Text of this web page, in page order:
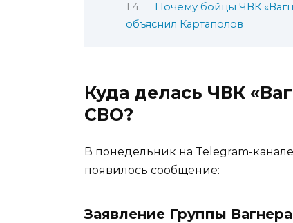
Почему бойцы ЧВК
объяснил Картаполов
Куда делась ЧВК
СВО?
В понедельник на Telegram-канале
появилось сообщение:
Заявление Группы Вагнера